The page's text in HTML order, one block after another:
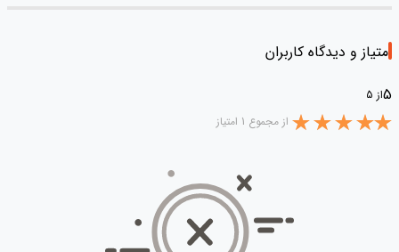
امتیاز و دیدگاه کاربران
5از 5
از مجموع 1 امتیاز